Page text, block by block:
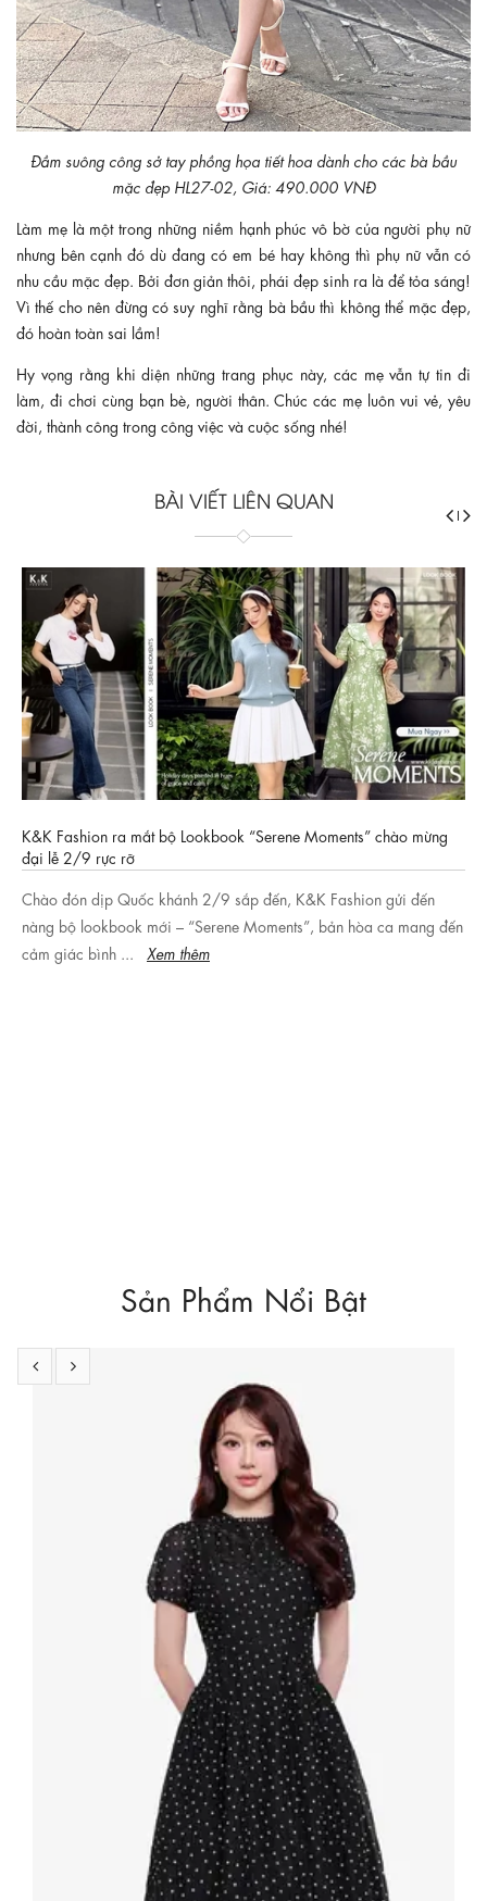
Đầm suông công sở tay phồng họa tiết hoa dành cho các bà bầu
mặc đẹp HL27-02, Giá: 490.000 VNĐ
Làm mẹ là một trong những niềm hạnh phúc vô bờ của người phụ nữ
nhưng bên cạnh đó dù đang có em bé hay không thì phụ nữ vẫn có
nhu cầu mặc đẹp. Bởi đơn giản thôi, phái đẹp sinh ra là để tỏa sáng!
Vì thế cho nên đừng có suy nghĩ rằng bà bầu thì không thể mặc đẹp,
đó hoàn toàn sai lầm!
Hy vọng rằng khi diện những trang phục này, các mẹ vẫn tự tin đi
làm, đi chơi cùng bạn bè, người thân. Chúc các mẹ luôn vui vẻ, yêu
đời, thành công trong công việc và cuộc sống nhé!
BÀI VIẾT LIÊN QUAN
Fashion ra mắt bộ Lookbook “Serene Moments” chào mừng
lễ 2/9 rực rỡ
đón dịp Quốc khánh 2/9 sắp đến, K&K Fashion gửi đến
bộ lookbook mới – “Serene Moments”, bản hòa ca mang đến
giác bình ...
Xem thêm
Sản Phẩm Nổi Bật